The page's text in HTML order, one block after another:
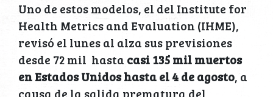
Uno de estos modelos, el del Institute for
Health Metrics and Evaluation (IHME),
revisó el lunes al alza sus previsiones
desde 72 mil hasta casi 135 mil muertos
en Estados Unidos hasta el 4 de agosto, a
causa de la salida prematura del